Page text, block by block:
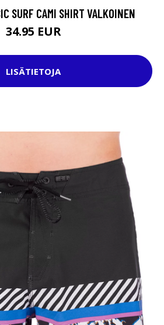
SURF CAMI SHIRT VALKOINEN
34.95 EUR
LISÄTIETOJA